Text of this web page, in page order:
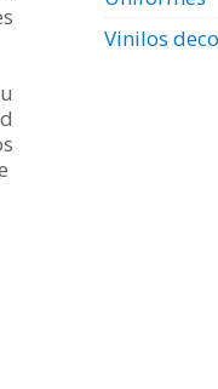
Vinilos